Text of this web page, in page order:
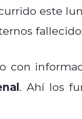
este
con
. Ahí los